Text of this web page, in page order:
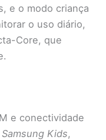
e o modo criança
o uso diário,
Core, que
e conectividade
Samsung Kids,